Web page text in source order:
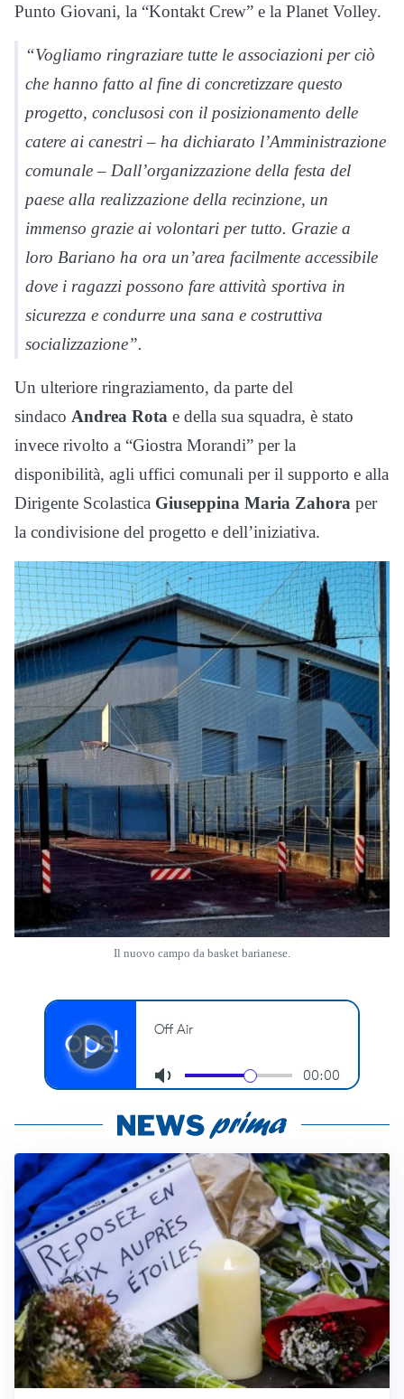
Punto Giovani, la “Kontakt Crew” e la Planet Volley.
“Vogliamo ringraziare tutte le associazioni per ciò
che hanno fatto al fine di concretizzare questo
progetto, conclusosi con il posizionamento delle
catere ai canestri – ha dichiarato l’Amministrazione
comunale – Dall’organizzazione della festa del
paese alla realizzazione della recinzione, un
immenso grazie ai volontari per tutto. Grazie a
loro Bariano ha ora un’area facilmente accessibile
dove i ragazzi possono fare attività sportiva in
sicurezza e condurre una sana e costruttiva
socializzazione”.
Un ulteriore ringraziamento, da parte del
sindaco Andrea Rota e della sua squadra, è stato
invece rivolto a “Giostra Morandi” per la
disponibilità, agli uffici comunali per il supporto e alla
Dirigente Scolastica Giuseppina Maria Zahora per
la condivisione del progetto e dell’iniziativa.
Il nuovo campo da basket barianese.